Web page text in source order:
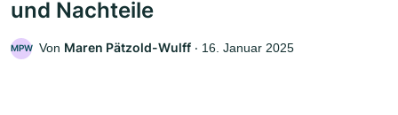
und Nachteile
MPW Von Maren Pätzold-Wulff ‧ 16. Januar 2025